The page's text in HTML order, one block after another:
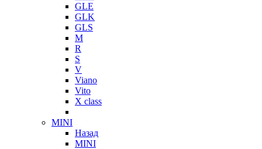
GLE
GLK
GLS
M
R
S
V
Viano
Vito
X class
MINI
Назад
MINI